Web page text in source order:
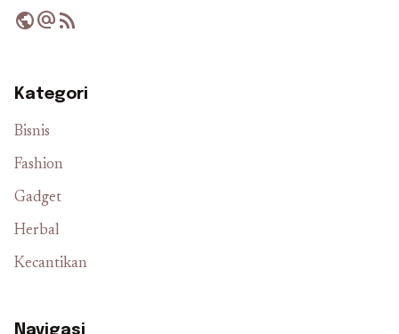
publicalternate_emailrss_feed
Kategori
Bisnis
Fashion
Gadget
Herbal
Kecantikan
Navigasi